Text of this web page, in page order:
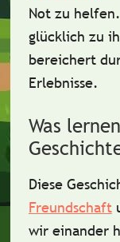
Not zu
glücklich zu
bereichert
Erlebnisse.
Was
Diese
Freundschaft
wir einander